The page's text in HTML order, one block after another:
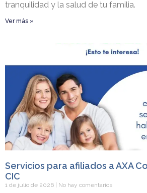
tranquilidad y la salud de tu familia.
Ver más »
Servicios para afiliados a AXA
CIC
1 de julio de 2026 No hay comentarios